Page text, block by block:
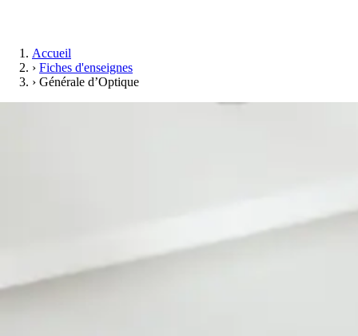
Accueil
› Fiches d'enseignes
› Générale d’Optique